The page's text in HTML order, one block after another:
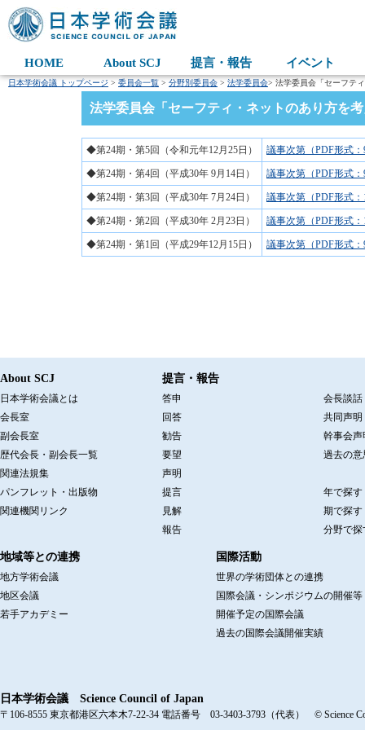
HOME About SCJ 提言・報告 イベント
日本学術会議 トップページ > 委員会一覧 > 分野別委員会 > 法学委員会> 法学委員会「セーフテ
法学委員会「セーフティ・ネットのあり方を
◆第24期・第5回（令和元年12月25日） 議事次第（PDF形式
◆第24期・第4回（平成30年 9月14日） 議事次第（PDF形式
◆第24期・第3回（平成30年 7月24日） 議事次第（PDF形式
◆第24期・第2回（平成30年 2月23日） 議事次第（PDF形式
◆第24期・第1回（平成29年12月15日） 議事次第（PDF形式
About SCJ
日本学術会議とは
会長室
副会長室
歴代会長・副会長一覧
関連法規集
パンフレット・出版物
関連機関リンク
提言・報告
答申
回答
勧告
要望
声明
提言
見解
報告
会長談話
共同声明
幹事会声
過去の意
年で探す
期で探す
分野で探
地域等との連携
地方学術会議
地区会議
若手アカデミー
国際活動
世界の学術団体との連携
国際会議・シンポジウムの開催等
開催予定の国際会議
過去の国際会議開催実績
日本学術会議 Science Council of Japan
〒106-8555 東京都港区六本木7-22-34 電話番号 03-3403-3793（代表） © Science